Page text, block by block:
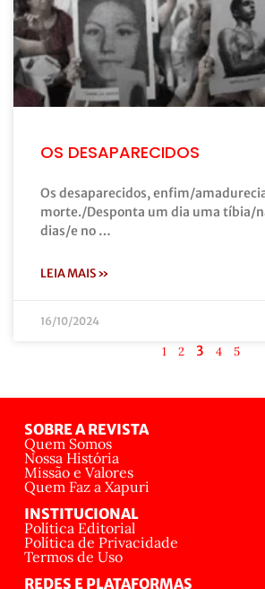
OS DESAPARECIDOS
Os desaparecidos, enfim/
morte./Desponta um dia uma tíbia/
dias/e no …
LEIA MAIS »
16/10/2024
1 2 3 4 5
SOBRE A REVISTA
Quem Somos
Nossa História
Missão e Valores
Quem Faz a Xapuri
INSTITUCIONAL
Política Editorial
Política de Privacidade
Termos de Uso
REDES E PLATAFORMAS